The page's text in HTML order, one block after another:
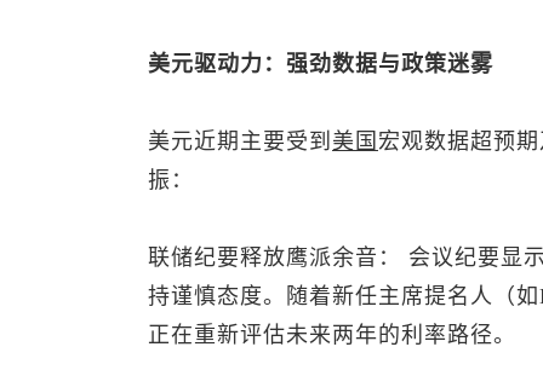
美元驱动力：强劲数据与政策迷雾
美元近期主要受到 美国 宏观数据超预
振：
联储纪要释放鹰派余音： 会议纪要显
持谨慎态度。随着新任主席提名人（
正在重新评估未来两年的利率路径。